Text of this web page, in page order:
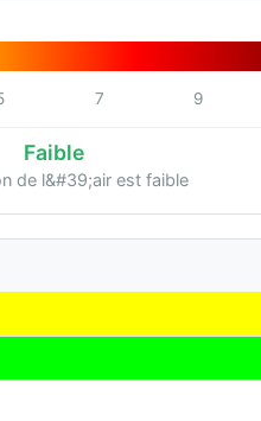
7 9
Faible
de l&#39;air est faible